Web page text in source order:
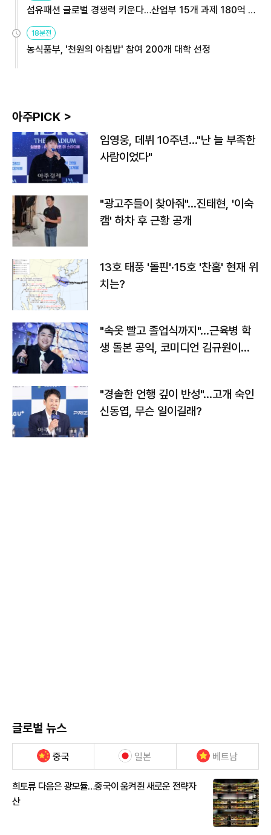
섬유패션 글로벌 경쟁력 키운다…산업부 15개 과제 180억 지
18분전
농식품부, '천원의 아침밥' 참여 200개 대학 선정
아주PICK >
임영웅, 데뷔 10주년…"난 늘 부족한
사람이었다"
"광고주들이 찾아줘"…진태현, '이숙
캠' 하차 후 근황 공개
13호 태풍 '돌핀'·15호 '찬홈' 현재 위
치는?
"속옷 빨고 졸업식까지"…근육병 학
생 돌본 공익, 코미디언 김규원이었
"경솔한 언행 깊이 반성"…고개 숙인
신동엽, 무슨 일이길래?
글로벌 뉴스
중국 일본 베트남
희토류 다음은 광모듈…중국이 움켜쥔 새로운 전략자
산